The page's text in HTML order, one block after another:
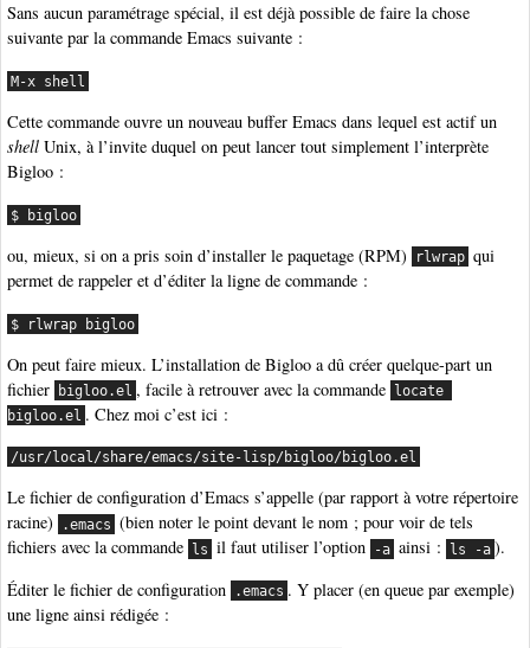
Sans aucun paramétrage spécial, il est déjà possible de faire la chose
suivante par la commande Emacs suivante :
M-x shell
Cette commande ouvre un nouveau buffer Emacs dans lequel est actif un
shell Unix, à l’invite duquel on peut lancer tout simplement l’interprète
Bigloo :
$ bigloo
ou, mieux, si on a pris soin d’installer le paquetage (RPM) rlwrap qui
permet de rappeler et d’éditer la ligne de commande :
$ rlwrap bigloo
On peut faire mieux. L’installation de Bigloo a dû créer quelque-part un
fichier
bigloo.el , facile à retrouver avec la commande locate
bigloo.el . Chez moi c’est ici :
/usr/local/share/emacs/site-lisp/bigloo/bigloo.el
Le fichier de configuration d’Emacs s’appelle (par rapport à votre répertoire
racine)
.emacs (bien noter le point devant le nom ; pour voir de tels
fichiers avec la commande ls il faut utiliser l’option -a ainsi : ls -a ).
Éditer le fichier de configuration
.emacs . Y placer (en queue par exemple)
une ligne ainsi rédigée :